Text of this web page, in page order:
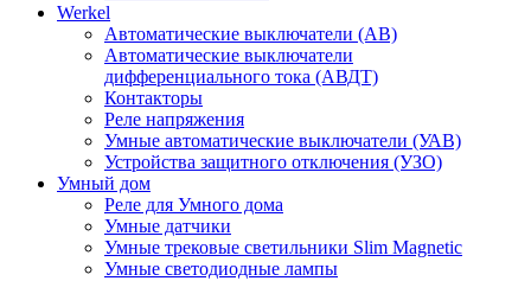
Werkel
Автоматические выключатели (АВ)
Автоматические выключатели
дифференциального тока (АВДТ)
Контакторы
Реле напряжения
Умные автоматические выключатели (УАВ)
Устройства защитного отключения (УЗО)
Умный дом
Реле для Умного дома
Умные датчики
Умные трековые светильники Slim Magnetic
Умные светодиодные лампы